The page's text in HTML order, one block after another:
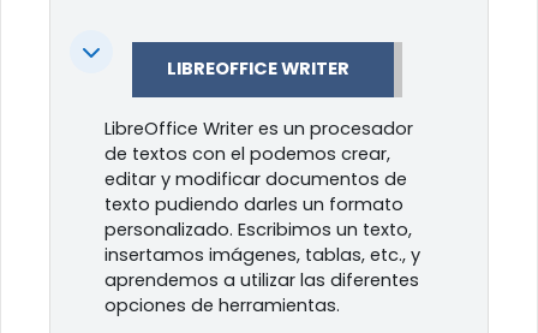
Colapsar LIBREOFFICE WRITER
LibreOffice Writer es un procesador
de textos con el podemos crear,
editar y modificar documentos de
texto pudiendo darles un formato
personalizado. Escribimos un texto,
insertamos imágenes, tablas, etc., y
aprendemos a utilizar las diferentes
opciones de herramientas.